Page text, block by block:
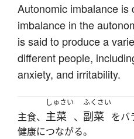
Autonomic imbalance is
imbalance in the
is said to produce a
different people,
anxiety, and irritability.
主食、
しゅさい
主菜 、
ふくさい
副菜
をバ
健康につながる。